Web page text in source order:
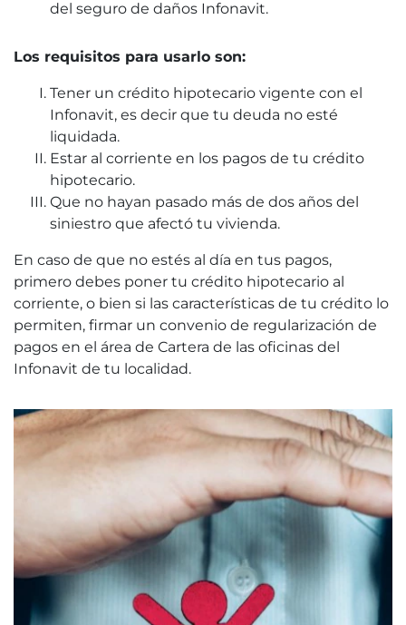
del seguro de daños Infonavit.
Los requisitos para usarlo son:
Tener un crédito hipotecario vigente con el
Infonavit, es decir que tu deuda no esté
liquidada.
Estar al corriente en los pagos de tu crédito
hipotecario.
Que no hayan pasado más de dos años del
siniestro que afectó tu vivienda.
En caso de que no estés al día en tus pagos,
primero debes poner tu crédito hipotecario al
corriente, o bien si las características de tu crédito lo
permiten, firmar un convenio de regularización de
pagos en el área de Cartera de las oficinas del
Infonavit de tu localidad.